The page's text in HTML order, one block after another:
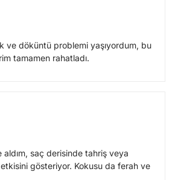
ve döküntü problemi yaşıyordum, bu
tamamen rahatladı.
saç derisinde tahriş veya
gösteriyor. Kokusu da ferah ve